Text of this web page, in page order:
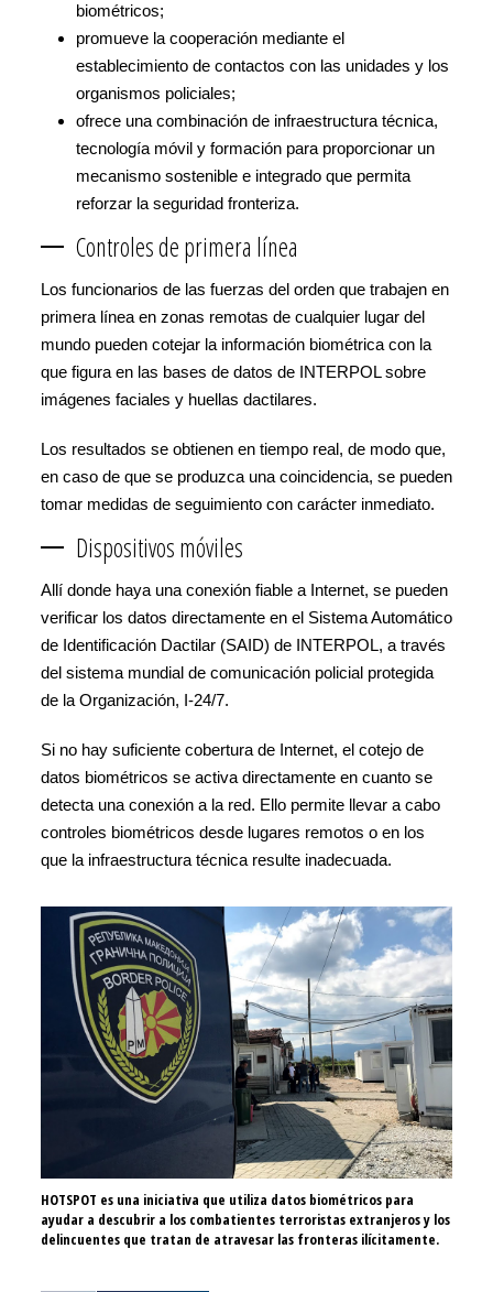
biométricos;
promueve la cooperación mediante el
establecimiento de contactos con las unidades y los
organismos policiales;
ofrece una combinación de infraestructura técnica,
tecnología móvil y formación para proporcionar un
mecanismo sostenible e integrado que permita
reforzar la seguridad fronteriza.
Controles de primera línea
Los funcionarios de las fuerzas del orden que trabajen en
primera línea en zonas remotas de cualquier lugar del
mundo pueden cotejar la información biométrica con la
que figura en las bases de datos de INTERPOL sobre
imágenes faciales y huellas dactilares.
Los resultados se obtienen en tiempo real, de modo que,
en caso de que se produzca una coincidencia, se pueden
tomar medidas de seguimiento con carácter inmediato.
Dispositivos móviles
Allí donde haya una conexión fiable a Internet, se pueden
verificar los datos directamente en el Sistema Automático
de Identificación Dactilar (SAID) de INTERPOL, a través
del sistema mundial de comunicación policial protegida
de la Organización, I-24/7.
Si no hay suficiente cobertura de Internet, el cotejo de
datos biométricos se activa directamente en cuanto se
detecta una conexión a la red. Ello permite llevar a cabo
controles biométricos desde lugares remotos o en los
que la infraestructura técnica resulte inadecuada.
HOTSPOT es una iniciativa que utiliza datos biométricos para
ayudar a descubrir a los combatientes terroristas extranjeros y los
delincuentes que tratan de atravesar las fronteras ilícitamente.